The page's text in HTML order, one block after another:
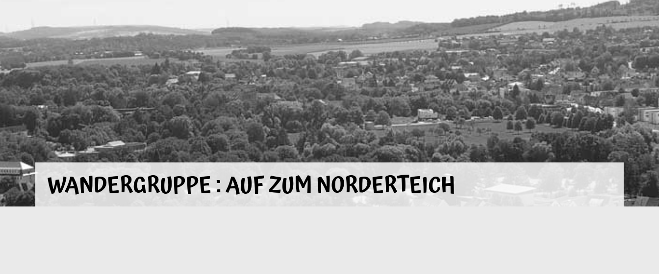
WANDERGRUPPE : AUF ZUM NORDERTEICH